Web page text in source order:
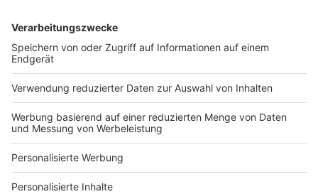
Services
Bauprojekt-Quiz
Häuser-Suche
Hausanbieter-Suche
Bauprojekt-Profil
Für Unternehmen
Ihre Baufirma auf bauen.de